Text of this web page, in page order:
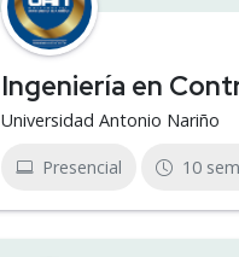
Ingeniería en
Universidad Antonio Nariño
Presencial 10